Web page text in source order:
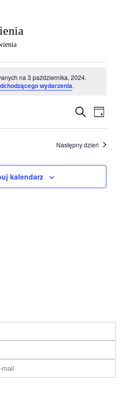
na 3 października, 2024.
wydarzenia.
i
Szukaj
Dzień
Następny dzień
kalendarz